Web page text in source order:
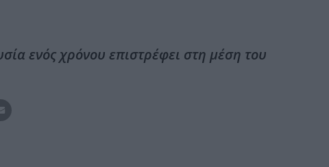
ενός χρόνου επιστρέφει στη μέση του